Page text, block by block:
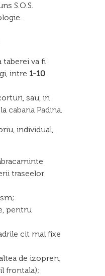
S.O.S.
taberei va fi
intre 1-10
sau, in
cabana Padina.
individual,
traseelor
pentru
cit mai fixe
de izopren;
frontala);